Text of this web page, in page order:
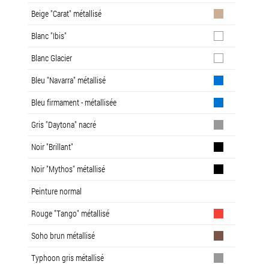
Beige "Carat" métallisé
Blanc "Ibis"
Blanc Glacier
Bleu "Navarra" métallisé
Bleu firmament - métallisée
Gris "Daytona" nacré
Noir "Brillant"
Noir "Mythos" métallisé
Peinture normal
Rouge "Tango" métallisé
Soho brun métallisé
Typhoon gris métallisé